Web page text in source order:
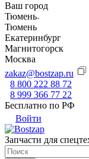
Ваш город
Тюмень
Тюмень
Екатеринбург
Магнитогорск
Москва
zakaz@bostzap.ru
8 800 222 88 72
8 999 366 77 22
Бесплатно по РФ
Войти
Запчасти для